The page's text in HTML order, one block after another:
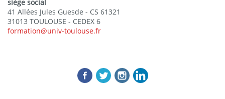
siège social
41 Allées Jules Guesde - CS 61321
31013 TOULOUSE - CEDEX 6
formation@univ-toulouse.fr